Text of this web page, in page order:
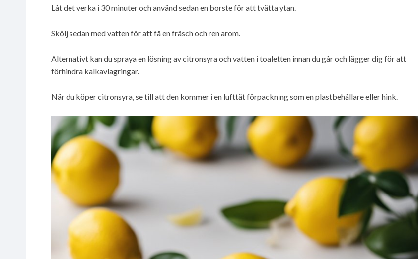
Låt det verka i 30 minuter och använd sedan en borste för att tvätta ytan.
Skölj sedan med vatten för att få en fräsch och ren arom.
Alternativt kan du spraya en lösning av citronsyra och vatten i toaletten innan du går och lägger dig för att
förhindra kalkavlagringar.
När du köper citronsyra, se till att den kommer i en lufttät förpackning som en plastbehållare eller hink.